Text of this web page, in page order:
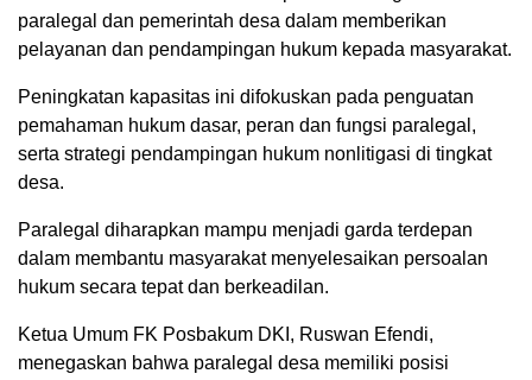
paralegal dan pemerintah desa dalam memberikan
pelayanan dan pendampingan hukum kepada masyarakat.
Peningkatan kapasitas ini difokuskan pada penguatan
pemahaman hukum dasar, peran dan fungsi paralegal,
serta strategi pendampingan hukum nonlitigasi di tingkat
desa.
Paralegal diharapkan mampu menjadi garda terdepan
dalam membantu masyarakat menyelesaikan persoalan
hukum secara tepat dan berkeadilan.
Ketua Umum FK Posbakum DKI, Ruswan Efendi,
menegaskan bahwa paralegal desa memiliki posisi